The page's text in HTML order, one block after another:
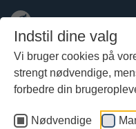
Indstil dine valg
Vi bruger cookies på
strengt nødvendige,
forbedre din
Nødvendige
indhold